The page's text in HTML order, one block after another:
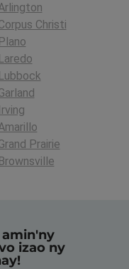
Christi
Plano
Laredo
Lubbock
Irving
Prairie
Brownsville
amin'ny
izao ny